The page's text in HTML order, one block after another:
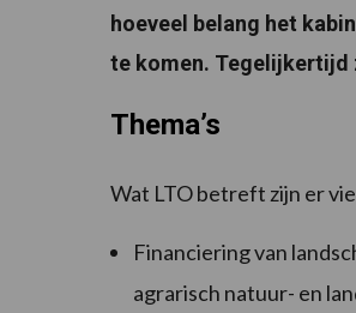
hoeveel belang het
te komen. Tegelijkertijd
Thema’s
Wat LTO betreft zijn er
Financiering van
agrarisch natuur- en